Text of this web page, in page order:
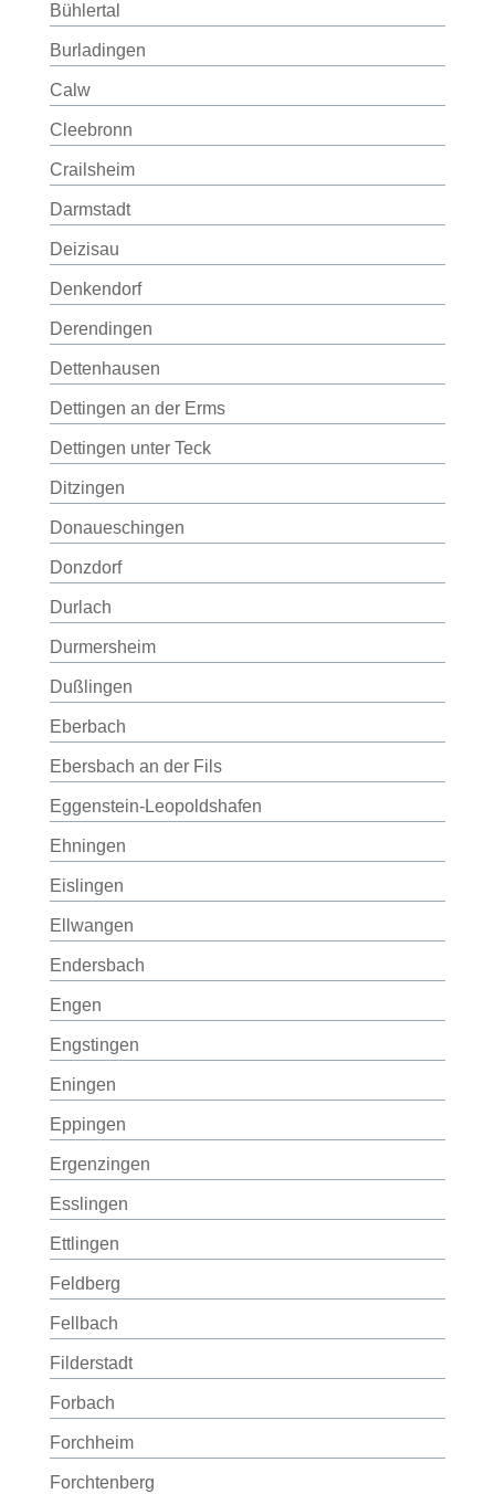
Bühlertal
Burladingen
Calw
Cleebronn
Crailsheim
Darmstadt
Deizisau
Denkendorf
Derendingen
Dettenhausen
Dettingen an der Erms
Dettingen unter Teck
Ditzingen
Donaueschingen
Donzdorf
Durlach
Durmersheim
Dußlingen
Eberbach
Ebersbach an der Fils
Eggenstein-Leopoldshafen
Ehningen
Eislingen
Ellwangen
Endersbach
Engen
Engstingen
Eningen
Eppingen
Ergenzingen
Esslingen
Ettlingen
Feldberg
Fellbach
Filderstadt
Forbach
Forchheim
Forchtenberg